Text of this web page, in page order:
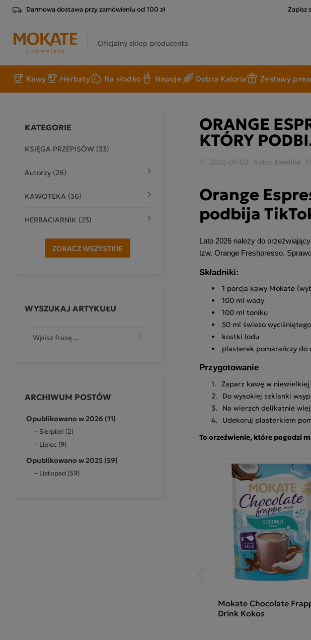
Darmowa dostawa przy zamówieniu od 100 zł Zapisz
Oficjalny sklep producenta
Kawy Herbaty Na słodko Napoje Dobra Kaloria Zestawy
KATEGORIE
KSIĘGA PRZEPISÓW (33)
Autorzy (26)
KAWOTEKA (36)
HERBACIARNIK (23)
ZOBACZ WSZYSTKIE
WYSZUKAJ ARTYKUŁU
ARCHIWUM POSTÓW
Opublikowano w 2026 (11)
Sierpień (2)
Lipiec (9)
Opublikowano w 2025 (59)
Listopad (59)
ORANGE
KTÓRY
2026-07-02 Autor Ewelina
Orange
podbija
Lato 2026 należy do
tzw. Orange Freshpresso.
Składniki:
•
1 porcja kawy Mokate
•
100 ml wody
•
100 ml toniku
•
50 ml świeżo
•
kostki lodu
•
plasterek pomarańczy do
Przygotowanie
1. Zaparz kawę w
2. Do wysokiej szklanki
3. Na wierzch delikatnie
4. Udekoruj plasterkiem
To orzeźwienie, które pogodzi
Mokate Chocolate
Drink Kokos